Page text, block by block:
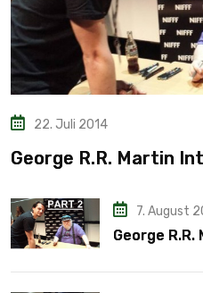
22. Juli 2014
George R.R. Martin
7. August
George